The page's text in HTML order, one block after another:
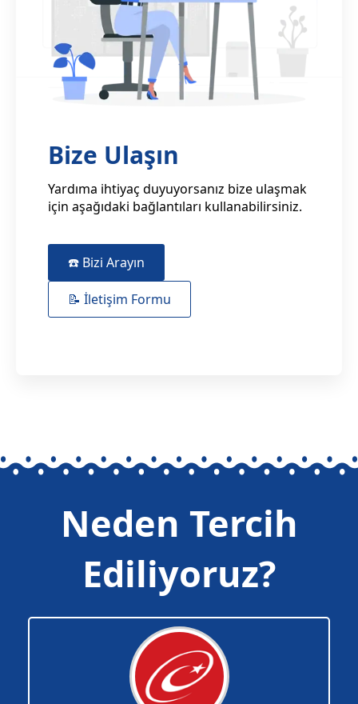
Bize Ulaşın
Yardıma ihtiyaç duyuyorsanız bize ulaşmak
için aşağıdaki bağlantıları kullanabilirsiniz.
☎️ Bizi Arayın
📝 İletişim Formu
Neden Tercih
Ediliyoruz?